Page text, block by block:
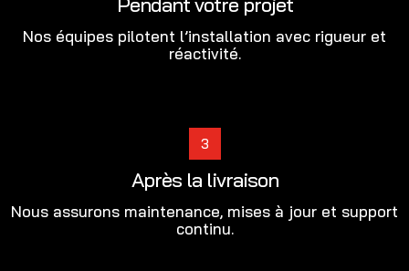
Nos équipes pilotent l’installation avec rigueur et
réactivité.
3
Après la livraison
Nous assurons maintenance, mises à jour et support
continu.